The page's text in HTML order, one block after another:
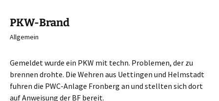
PKW-Brand
Allgemein
Gemeldet wurde ein PKW mit techn. Problemen, der zu
brennen drohte. Die Wehren aus Uettingen und Helmstadt
fuhren die PWC-Anlage Fronberg an und stellten sich dort
auf Anweisung der BF bereit.